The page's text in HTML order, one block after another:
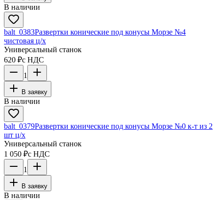
В наличии
balt_0383Развертки конические под конусы Морзе №4
чистовая ц/х
Универсальный станок
620 ₽с НДС
1
В заявку
В наличии
balt_0379Развертки конические под конусы Морзе №0 к-т из 2
шт ц/х
Универсальный станок
1 050 ₽с НДС
1
В заявку
В наличии